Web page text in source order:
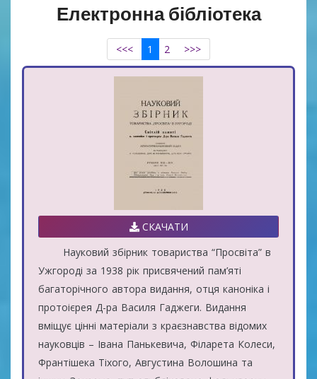
Електронна бібліотека
<<< 1 2 >>>
СКАЧАТИ
Науковий збірник товариства “Просвіта” в
Ужгороді за 1938 рік присвячений пам’яті
багаторічного автора видання, отця каноніка і
протоієрея Д-ра Василя Гаджеги. Видання
вміщує цінні матеріали з краєзнавства відомих
науковців – Івана Панькевича, Філарета Колеси,
Франтішека Тіхого, Августина Волошина та